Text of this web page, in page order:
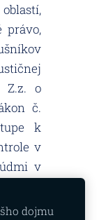
právo,
Z.z. o
č.
k
v
v
dojmu